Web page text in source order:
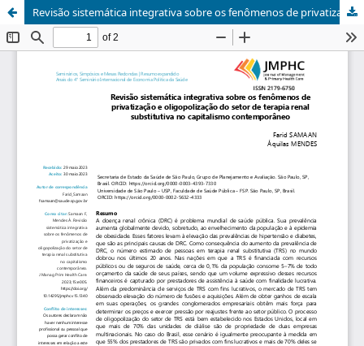
Revisão sistemática integrativa sobre os fenômenos de privatização e oligopolização do setor de terapia renal substitutiva no capitalismo contemporâneo